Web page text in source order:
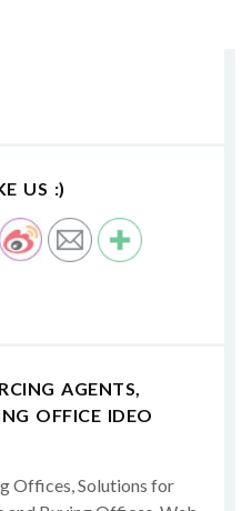
US :)
AGENTS,
OFFICE IDEO
Offices, Solutions for